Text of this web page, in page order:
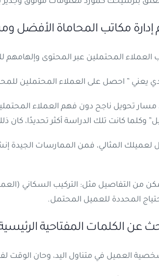
إدارة مكاتب المحاماة الأفضل
العملاء المحتملين عبر المحتوى
” احصل على العملاء المحتملين
تحويل ناجح دون فهم العملاء
وكلما كانت تلك الدراسة أكثر تحديدًا، كان
لعميلك المثالي، فمن الممارسات
من التفاصيل مثل: التركيب السكاني
المحددة للعميل المحتمل.
عن الكلمات المفتاحية
العميل في متناول اليد، وحان الوقت